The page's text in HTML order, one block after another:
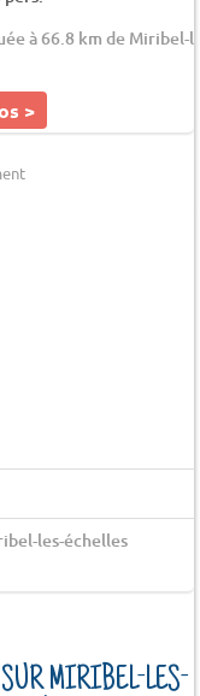
à 66.8 km de Miribel-
>
les-échelles
MIRIBEL-LES-